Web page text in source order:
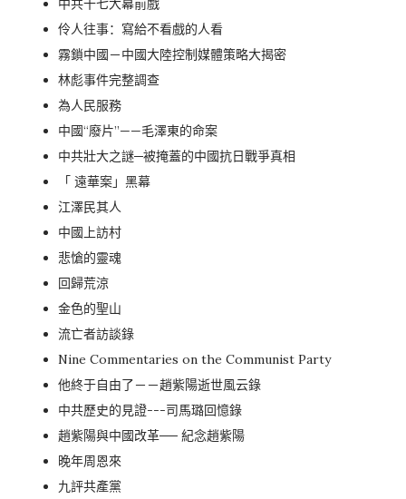
中共十七大幕前戲
伶人往事：寫給不看戲的人看
霧鎖中國－中國大陸控制媒體策略大揭密
林彪事件完整調查
為人民服務
中國“廢片”——毛澤東的命案
中共壯大之謎─被掩蓋的中國抗日戰爭真相
「 遠華案」黑幕
江澤民其人
中國上訪村
悲愴的靈魂
回歸荒涼
金色的聖山
流亡者訪談錄
Nine Commentaries on the Communist Party
他終于自由了－－趙紫陽逝世風云錄
中共歷史的見證---司馬璐回憶錄
趙紫陽與中國改革── 紀念趙紫陽
晚年周恩來
九評共產黨